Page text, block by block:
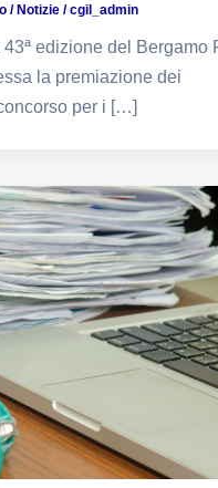
/Notizie/cgil_admin
edizione del Bergamo
la premiazione dei
per i […]